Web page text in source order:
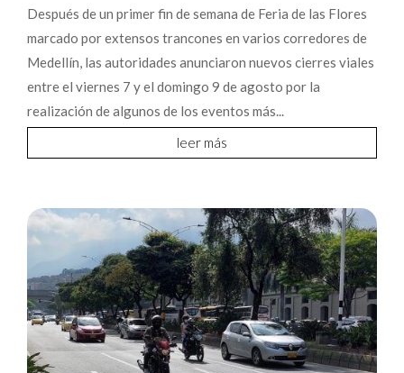
Después de un primer fin de semana de Feria de las Flores
marcado por extensos trancones en varios corredores de
Medellín, las autoridades anunciaron nuevos cierres viales
entre el viernes 7 y el domingo 9 de agosto por la
realización de algunos de los eventos más...
leer más